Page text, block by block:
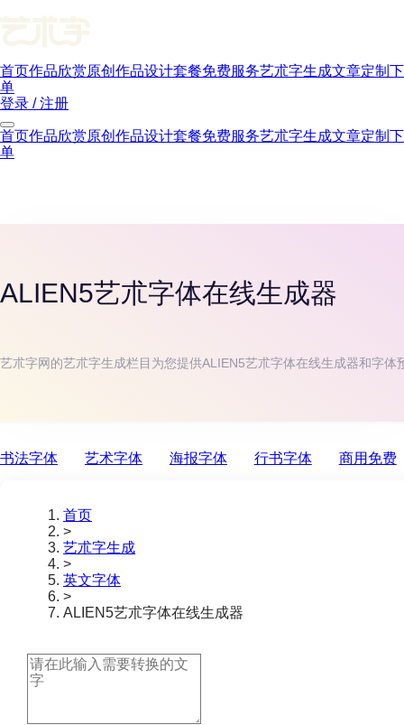
首页作品欣赏原创作品设计套餐免费服务艺朮字生成文章定制下
单
登录 / 注册
首页作品欣赏原创作品设计套餐免费服务艺朮字生成文章定制下
单
ALIEN5艺朮字体在线生成器
艺朮字网的艺朮字生成栏目为您提供ALIEN5艺朮字体在线生成器和字体
书法字体 艺术字体 海报字体 行书字体 商用免费
首页
>
艺朮字生成
>
英文字体
>
ALIEN5艺朮字体在线生成器